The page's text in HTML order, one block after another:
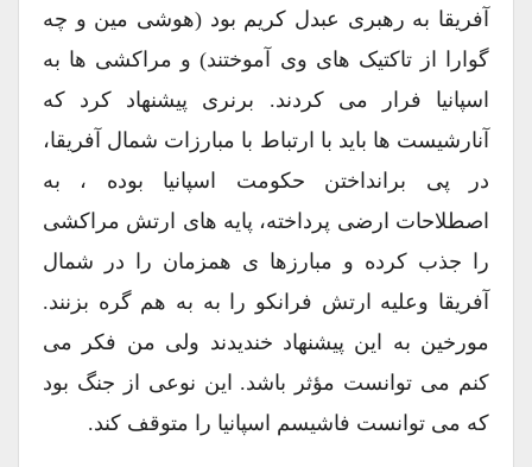
آفریقا به رهبری عبدل کریم بود (هوشی مین و چه
گوارا از تاکتیک های وی آموختند) و مراکشی ها به
اسپانیا فرار می کردند. برنری پیشنهاد کرد که
آنارشیست ها باید با ارتباط با مبارزات شمال آفریقا،
در پی برانداختن حکومت اسپانیا بوده ، به
اصطلاحات ارضی پرداخته، پایه های ارتش مراکشی
را جذب کرده و مبارزها ی همزمان را در شمال
آفریقا وعلیه ارتش فرانکو را به به هم گره بزنند.
مورخین به این پیشنهاد خندیدند ولی من فکر می
کنم می توانست مؤثر باشد. این نوعی از جنگ بود
که می توانست فاشیسم اسپانیا را متوقف کند.